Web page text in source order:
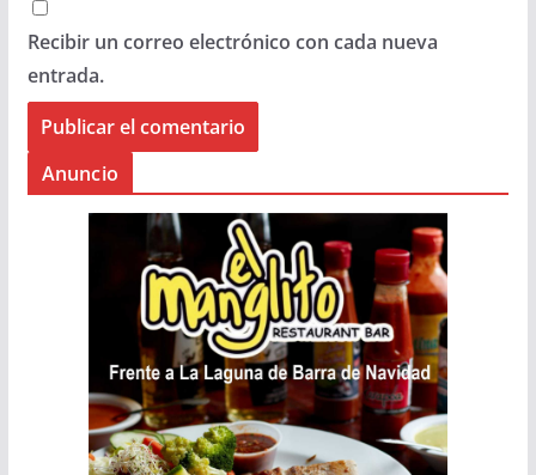
Recibir un correo electrónico con cada nueva
entrada.
Anuncio